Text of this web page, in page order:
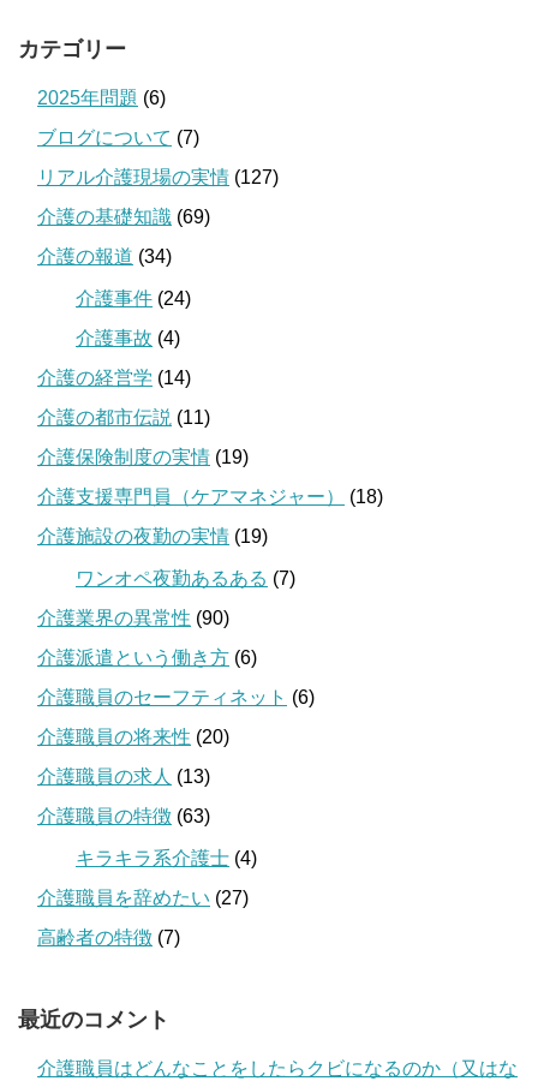
カテゴリー
2025年問題 (6)
ブログについて (7)
リアル介護現場の実情 (127)
介護の基礎知識 (69)
介護の報道 (34)
介護事件 (24)
介護事故 (4)
介護の経営学 (14)
介護の都市伝説 (11)
介護保険制度の実情 (19)
介護支援専門員（ケアマネジャー）
(18)
介護施設の夜勤の実情 (19)
ワンオペ夜勤あるある (7)
介護業界の異常性 (90)
介護派遣という働き方 (6)
介護職員のセーフティネット (6)
介護職員の将来性 (20)
介護職員の求人 (13)
介護職員の特徴 (63)
キラキラ系介護士 (4)
介護職員を辞めたい (27)
高齢者の特徴 (7)
最近のコメント
介護職員はどんなことをしたらクビになるのか（又はな